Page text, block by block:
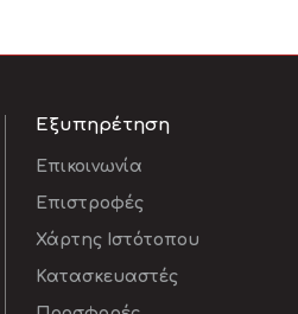
Εξυπηρέτηση
Επικοινωνία
Επιστροφές
Χάρτης Ιστότοπου
Κατασκευαστές